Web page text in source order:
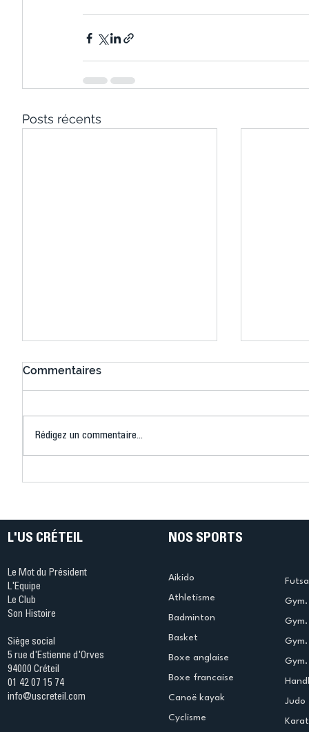
Posts récents
Commentaires
Rédigez un commentaire...
L'US CRÉTEIL
Le Mot du Président
L'Equipe
Le Club
Son Histoire
Siège social
5 rue d'Estienne d'Orves
94000 Créteil
01 42 07 15 74
info@uscreteil.com
NOS SPORTS
Aikido
Athletisme
Badminton
Basket
Boxe anglaise
Boxe francaise
Canoë kayak
Cyclisme
Judo